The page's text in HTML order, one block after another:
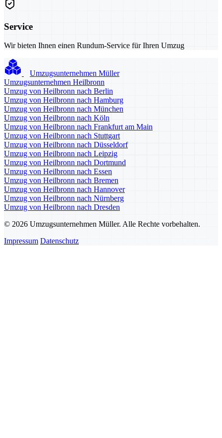
Service
Wir bieten Ihnen einen Rundum-Service für Ihren Umzug
Umzugsunternehmen Müller
Umzugsunternehmen Heilbronn
Umzug von Heilbronn nach Berlin
Umzug von Heilbronn nach Hamburg
Umzug von Heilbronn nach München
Umzug von Heilbronn nach Köln
Umzug von Heilbronn nach Frankfurt am Main
Umzug von Heilbronn nach Stuttgart
Umzug von Heilbronn nach Düsseldorf
Umzug von Heilbronn nach Leipzig
Umzug von Heilbronn nach Dortmund
Umzug von Heilbronn nach Essen
Umzug von Heilbronn nach Bremen
Umzug von Heilbronn nach Hannover
Umzug von Heilbronn nach Nürnberg
Umzug von Heilbronn nach Dresden
© 2026 Umzugsunternehmen Müller. Alle Rechte vorbehalten.
Impressum Datenschutz